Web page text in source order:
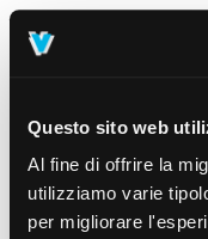
Questo sito web
Al fine di offrire la
utilizziamo varie
per migliorare